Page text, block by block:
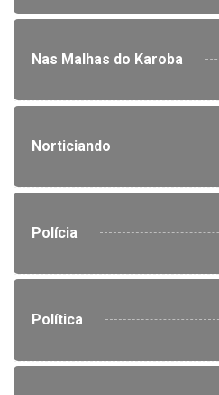
Nas Malhas do Karoba
Norticiando
Polícia
Política